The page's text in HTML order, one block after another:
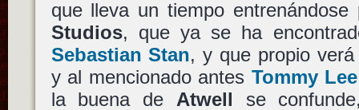
que lleva un tiempo
Studios, que ya se ha
Sebastian Stan, y que propio
y al mencionado antes Tommy
la buena de Atwell se